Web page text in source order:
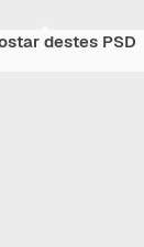
destes PSD